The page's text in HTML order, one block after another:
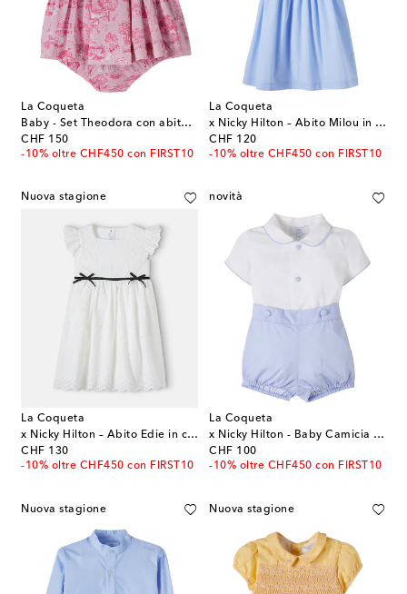
La Coqueta
Baby - Set Theodora con abito e culotte
CHF 150
original price
-10% oltre CHF450 con FIRST10
La Coqueta
x Nicky Hilton – Abito Milou in cotone
CHF 120
original price
-10% oltre CHF450 con FIRST10
Nuova stagione
La Coqueta
x Nicky Hilton – Abito Edie in cotone
CHF 130
original price
-10% oltre CHF450 con FIRST10
novità
La Coqueta
x Nicky Hilton - Baby Camicia e shorts
CHF 100
original price
-10% oltre CHF450 con FIRST10
Nuova stagione Nuova stagione